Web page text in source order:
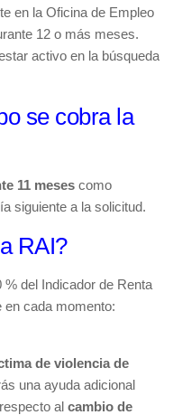
en la Oficina de Empleo
12 o más meses.
activo en la búsqueda
se cobra la
11 meses como
siguiente a la solicitud.
RAI?
del Indicador de Renta
cada momento:
de violencia de
una ayuda adicional
al cambio de